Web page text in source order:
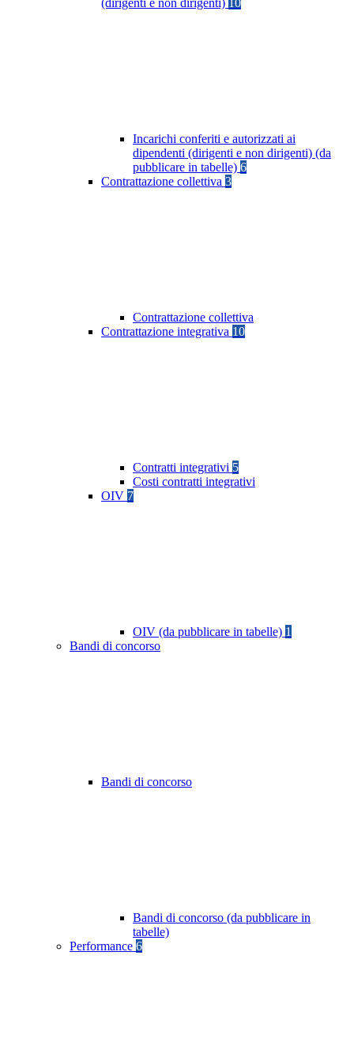
(dirigenti e non dirigenti) 10
Incarichi conferiti e autorizzati ai
dipendenti (dirigenti e non dirigenti) (da
pubblicare in tabelle) 6
Contrattazione collettiva 3
Contrattazione collettiva
Contrattazione integrativa 10
Contratti integrativi 5
Costi contratti integrativi
OIV 7
OIV (da pubblicare in tabelle) 1
Bandi di concorso
Bandi di concorso
Bandi di concorso (da pubblicare in
tabelle)
Performance 6